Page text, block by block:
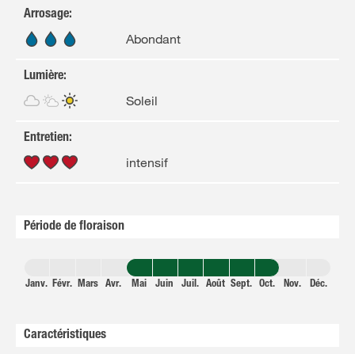
Arrosage:
Abondant
Lumière:
Soleil
Entretien:
intensif
Période de floraison
Janv. Févr. Mars Avr. Mai Juin Juil. Août Sept. Oct. Nov. Déc.
Caractéristiques